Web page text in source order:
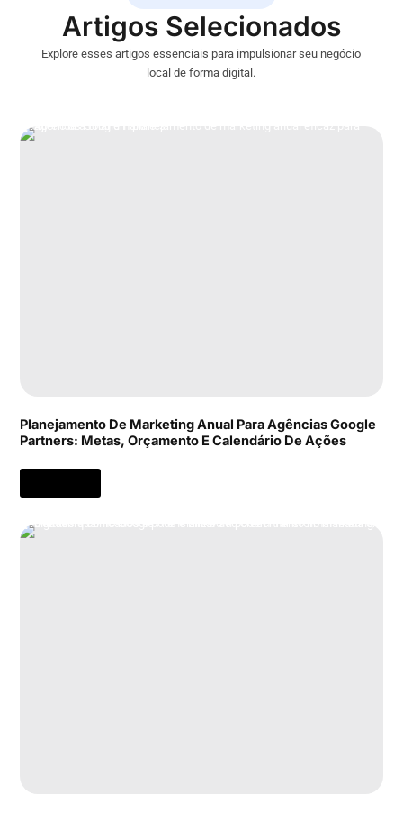
Artigos Selecionados
Explore esses artigos essenciais para impulsionar seu negócio
local de forma digital.
Planejamento De Marketing Anual Para Agências Google
Partners: Metas, Orçamento E Calendário De Ações